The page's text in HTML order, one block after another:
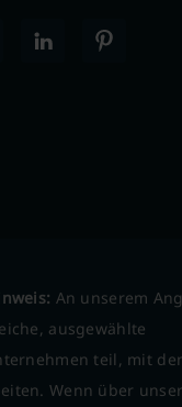
An unserem
ausgewählte
teil, mit
Wenn über